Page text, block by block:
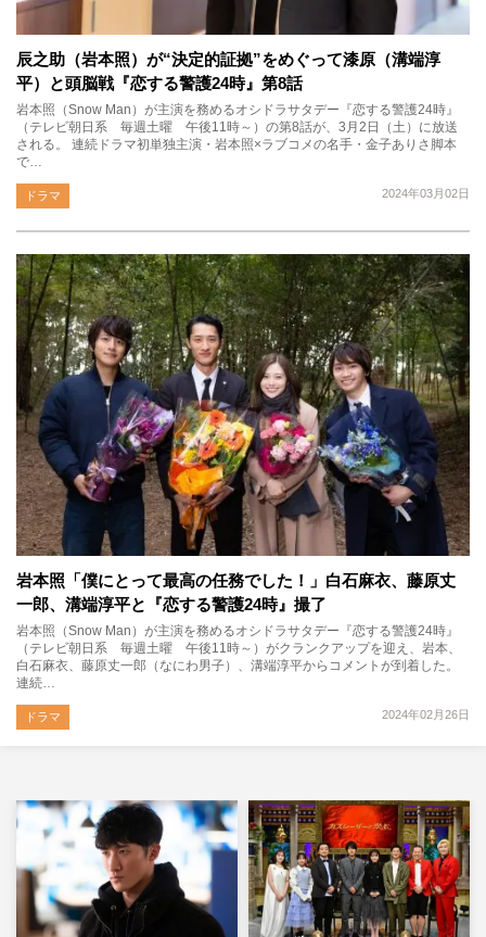
辰之助（岩本照）が“決定的証拠”をめぐって漆原（溝端淳
平）と頭脳戦『恋する警護24時』第8話
岩本照（Snow Man）が主演を務めるオシドラサタデー『恋する警護24時』
（テレビ朝日系 毎週土曜 午後11時～）の第8話が、3月2日（土）に放送
される。 連続ドラマ初単独主演・岩本照×ラブコメの名手・金子ありさ脚本
で…
2024年03月02日
ドラマ
岩本照「僕にとって最高の任務でした！」白石麻衣、藤原丈
一郎、溝端淳平と『恋する警護24時』撮了
岩本照（Snow Man）が主演を務めるオシドラサタデー『恋する警護24時』
（テレビ朝日系 毎週土曜 午後11時～）がクランクアップを迎え、岩本、
白石麻衣、藤原丈一郎（なにわ男子）、溝端淳平からコメントが到着した。
連続…
2024年02月26日
ドラマ